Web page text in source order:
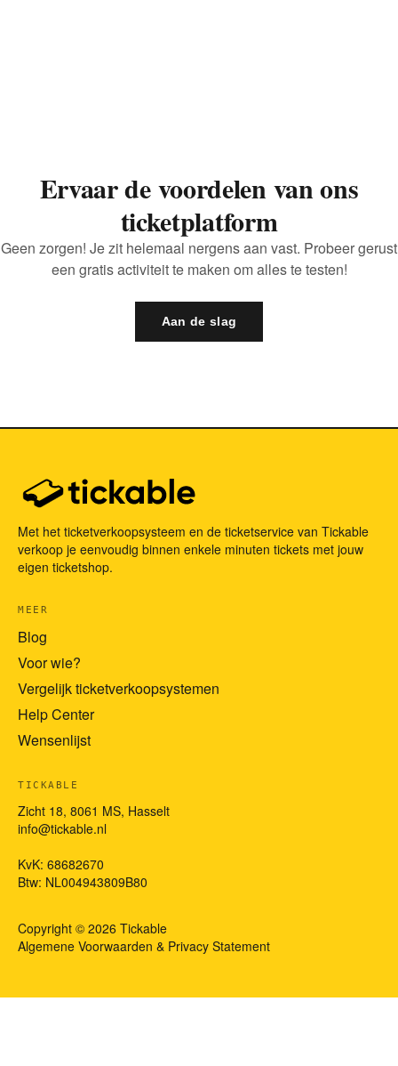
Ervaar de voordelen van ons
ticketplatform
Geen zorgen! Je zit helemaal nergens aan vast. Probeer gerust
een gratis activiteit te maken om alles te testen!
Aan de slag
Met het ticketverkoopsysteem en de ticketservice van Tickable
verkoop je eenvoudig binnen enkele minuten tickets met jouw
eigen ticketshop.
MEER
Blog
Voor wie?
Vergelijk ticketverkoopsystemen
Help Center
Wensenlijst
TICKABLE
Zicht 18, 8061 MS, Hasselt
info@tickable.nl
KvK: 68682670
Btw: NL004943809B80
Copyright © 2026 Tickable
Algemene Voorwaarden & Privacy Statement